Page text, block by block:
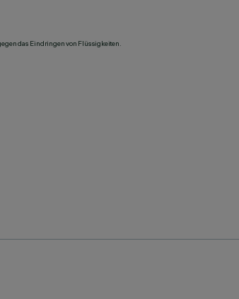
das Eindringen von Flüssigkeiten.